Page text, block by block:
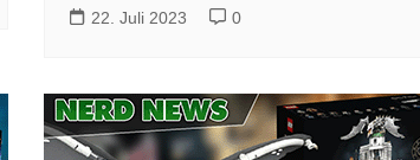
22. Juli 2023 0